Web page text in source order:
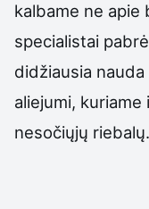
kalbame ne apie
specialistai
didžiausia
aliejumi,
nesočiųjų riebalų.